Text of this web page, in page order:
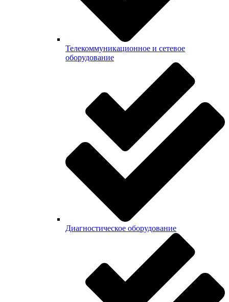
Телекоммуникационное и сетевое
оборудование
Диагностическое оборудование